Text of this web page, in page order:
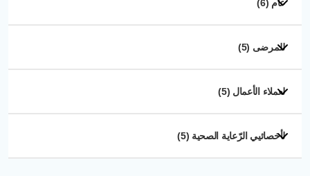
عام (6)
للمرضى (5)
لعملاء الأعمال (5)
لأخصائيي الرّعاية الصحية (5)